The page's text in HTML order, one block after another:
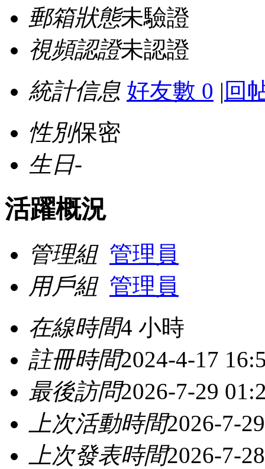
郵箱狀態未驗證
視頻認證未認證
統計信息 好友數 0 | 回
性別保密
生日-
活躍概況
管理組 管理員
用戶組 管理員
在線時間4 小時
註冊時間2024-4-17
最後訪問2026-7-29
上次活動時間2026-7-
上次發表時間2026-7-